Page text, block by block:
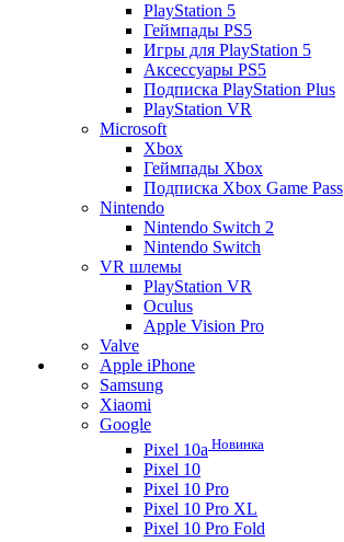
PlayStation 5
Геймпады PS5
Игры для PlayStation 5
Аксессуары PS5
Подписка PlayStation Plus
PlayStation VR
Microsoft
Xbox
Геймпады Xbox
Подписка Xbox Game Pass
Nintendo
Nintendo Switch 2
Nintendo Switch
VR шлемы
PlayStation VR
Oculus
Apple Vision Pro
Valve
Apple iPhone
Samsung
Xiaomi
Google
Pixel 10a Новинка
Pixel 10
Pixel 10 Pro
Pixel 10 Pro XL
Pixel 10 Pro Fold